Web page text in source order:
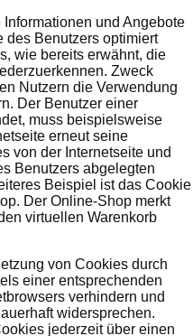
und Angebote
des Benutzers optimiert
wie bereits erwähnt, die
Zweck
Nutzern die Verwendung
Der Benutzer einer
muss beispielsweise
erneut seine
von der Internetseite und
Benutzers abgelegten
Beispiel ist das Cookie
Der Online-Shop merkt
virtuellen Warenkorb
von Cookies durch
einer entsprechenden
verhindern und
widersprechen.
jederzeit über einen